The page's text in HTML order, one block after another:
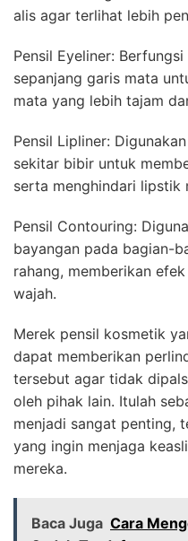
alis agar terlihat lebih
Pensil Eyeliner:
sepanjang garis mata
mata yang lebih tajam
Pensil Lipliner:
sekitar bibir untuk
serta menghindari lipstik
Pensil Contouring:
bayangan pada bagian-
rahang, memberikan
wajah.
Merek pensil kosmetik
dapat memberikan
tersebut agar tidak
oleh pihak lain. Itulah
menjadi sangat penting,
yang ingin menjaga
mereka.
Baca Juga Cara